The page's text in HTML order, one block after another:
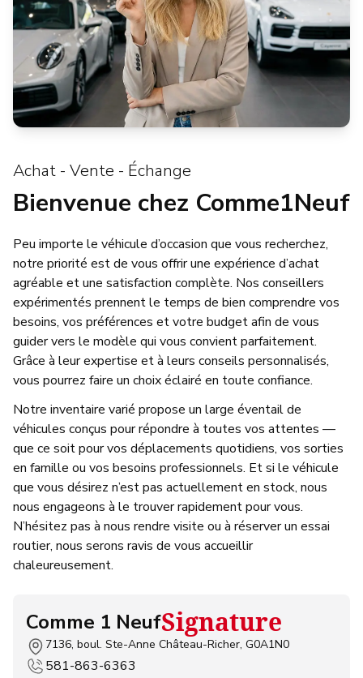
Achat - Vente - Échange
Bienvenue chez Comme1Neuf
Peu importe le véhicule d’occasion que vous recherchez,
notre priorité est de vous offrir une expérience d’achat
agréable et une satisfaction complète. Nos conseillers
expérimentés prennent le temps de bien comprendre vos
besoins, vos préférences et votre budget afin de vous
guider vers le modèle qui vous convient parfaitement.
Grâce à leur expertise et à leurs conseils personnalisés,
vous pourrez faire un choix éclairé en toute confiance.
Notre inventaire varié propose un large éventail de
véhicules conçus pour répondre à toutes vos attentes —
que ce soit pour vos déplacements quotidiens, vos sorties
en famille ou vos besoins professionnels. Et si le véhicule
que vous désirez n’est pas actuellement en stock, nous
nous engageons à le trouver rapidement pour vous.
N’hésitez pas à nous rendre visite ou à réserver un essai
routier, nous serons ravis de vous accueillir
chaleureusement.
Comme 1 NeufSignature
7136, boul. Ste-Anne Château-Richer, G0A1N0
581-863-6363